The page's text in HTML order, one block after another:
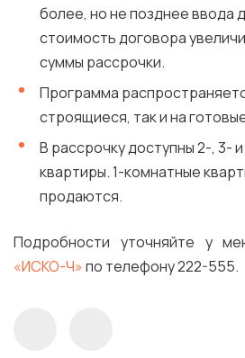
более, но не позднее ввода
стоимость договора
суммы рассрочки.
Программа
строящиеся, так и на
В рассрочку доступны 2-, 3-
квартиры. 1-комнатные
продаются.
Подробности уточняйте у
«ИСКО-Ч» по телефону 222-555.